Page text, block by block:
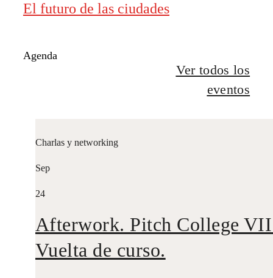
El futuro de las ciudades
Agenda
Ver todos los
eventos
Charlas y networking
Sep
24
Afterwork. Pitch College
Vuelta de curso.